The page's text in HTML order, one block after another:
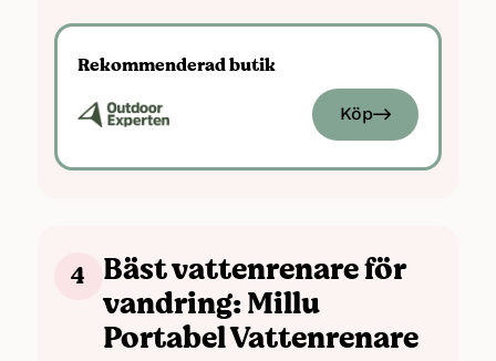
Vikt: 26 g
Rekommenderad butik
Köp
4 Bäst vattenrenare för
vandring: Millu
Portabel Vattenrenare